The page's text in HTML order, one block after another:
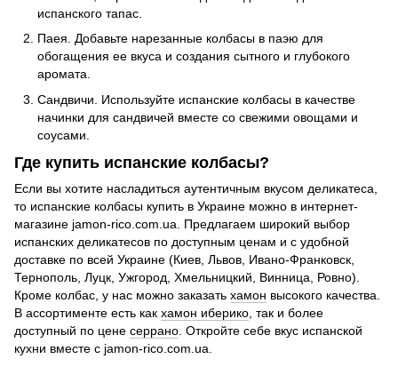
испанского тапас.
Паея. Добавьте нарезанные колбасы в паэю для
обогащения ее вкуса и создания сытного и глубокого
аромата.
Сандвичи. Используйте испанские колбасы в качестве
начинки для сандвичей вместе со свежими овощами и
соусами.
Где купить испанские колбасы?
Если вы хотите насладиться аутентичным вкусом деликатеса,
то испанские колбасы купить в Украине можно в интернет-
магазине jamon-rico.com.ua. Предлагаем широкий выбор
испанских деликатесов по доступным ценам и с удобной
доставке по всей Украине (Киев, Львов, Ивано-Франковск,
Тернополь, Луцк, Ужгород, Хмельницкий, Винница, Ровно).
Кроме колбас, у нас можно заказать хамон высокого качества.
В ассортименте есть как хамон иберико, так и более
доступный по цене серрано. Откройте себе вкус испанской
кухни вместе с jamon-rico.com.ua.